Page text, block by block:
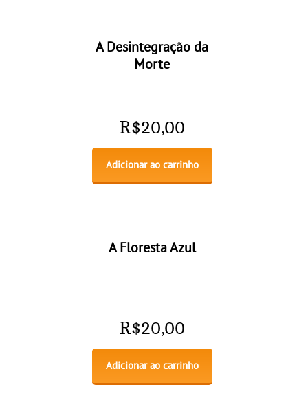
A Desintegração da
Morte
R$20,00
Adicionar ao carrinho
A Floresta Azul
R$20,00
Adicionar ao carrinho